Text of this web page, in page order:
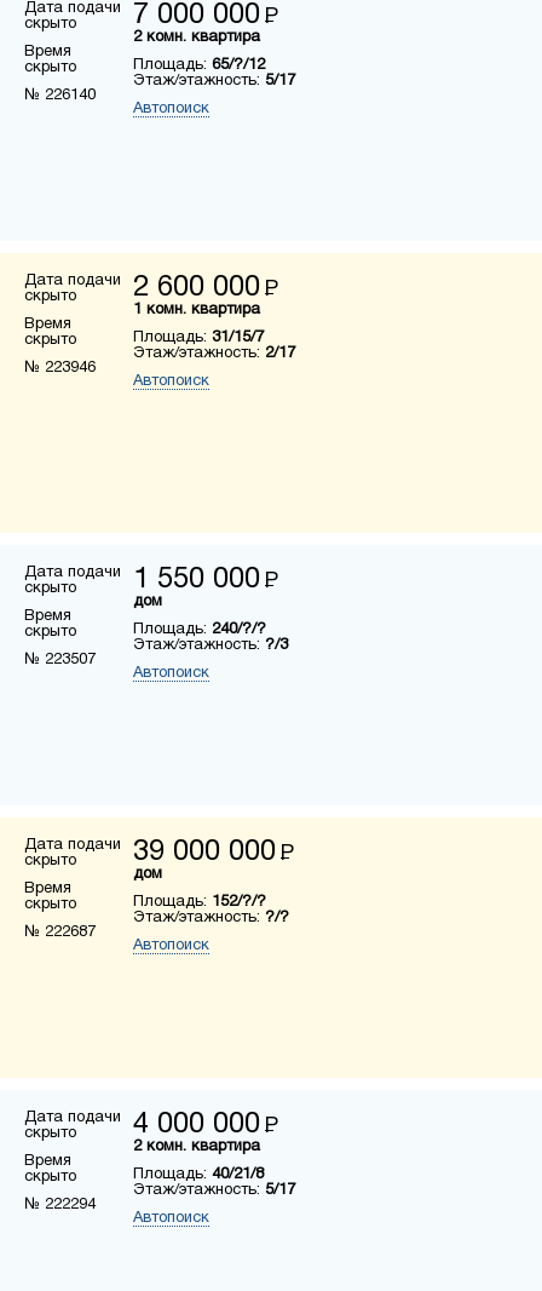
Дата подачи
скрыто
Время
скрыто
№ 226140
7 000 000 Р
2 комн. квартира
Площадь: 65/?/12
Этаж/этажность: 5/17
Автопоиск
Дата подачи
скрыто
Время
скрыто
№ 223946
2 600 000 Р
1 комн. квартира
Площадь: 31/15/7
Этаж/этажность: 2/17
Автопоиск
Дата подачи
скрыто
Время
скрыто
№ 223507
1 550 000 Р
дом
Площадь: 240/?/?
Этаж/этажность: ?/3
Автопоиск
Дата подачи
скрыто
Время
скрыто
№ 222687
39 000 000 Р
дом
Площадь: 152/?/?
Этаж/этажность: ?/?
Автопоиск
Дата подачи
скрыто
Время
скрыто
№ 222294
4 000 000 Р
2 комн. квартира
Площадь: 40/21/8
Этаж/этажность: 5/17
Автопоиск